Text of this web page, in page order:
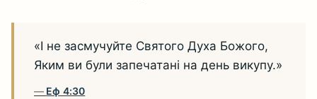
«І не засмучуйте Святого Духа Божого,
Яким ви були запечатані на день викупу.»
Еф 4:30